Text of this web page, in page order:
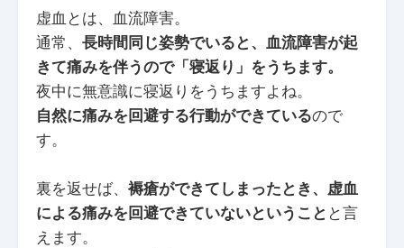
虚血とは、血流障害。
通常、 長時間同じ姿勢でいると、血流障害が起
きて痛みを伴うので「寝返り」をうちます。
夜中に無意識に寝返りをうちますよね。
自然に痛みを回避する行動ができているので
す。
裏を返せば、 褥瘡ができてしまったとき、虚血
による痛みを回避できていないということ と言
えます。